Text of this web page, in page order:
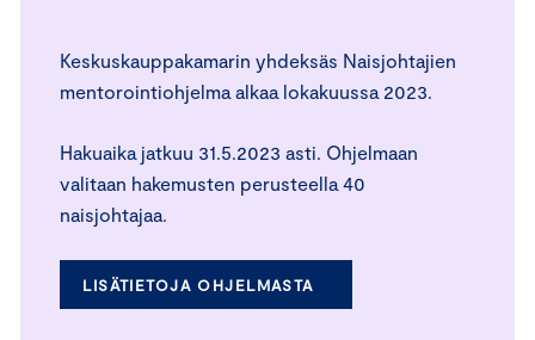
Keskuskauppakamarin yhdeksäs Naisjohtajien
mentorointiohjelma alkaa lokakuussa 2023.
Hakuaika jatkuu 31.5.2023 asti. Ohjelmaan
valitaan hakemusten perusteella 40
naisjohtajaa.
LISÄTIETOJA OHJELMASTA